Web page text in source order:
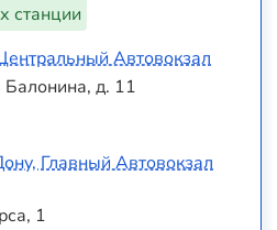
станции
Автовокзал
д. 11
Главный Автовокзал
1